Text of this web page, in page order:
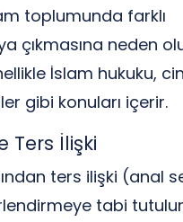
toplumunda farklı
çıkmasına neden
İslam hukuku,
gibi konuları içerir.
Ters İlişki
ters ilişki (anal
tabi